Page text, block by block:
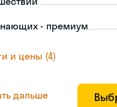
- премиум
и цены (4)
дальше